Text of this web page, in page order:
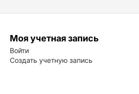
Моя учетная запись
Войти
Создать учетную запись